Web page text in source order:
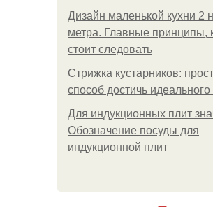
Дизайн маленькой кухни 2
метра. Главные принципы,
стоит следовать
Стрижка кустарников:
способ достичь идеального
Для индукционных плит
Обозначение посуды для
индукционной плит